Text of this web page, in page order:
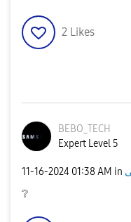
2 Likes
BEBO_TECH
Expert Level 5
‎11-16-2024 01:38 AM in
❔